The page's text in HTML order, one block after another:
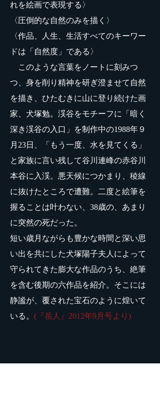
れを絵画で表現する〉
〈圧倒的な自然のみを描く〉
〈作品、人生、生活すべてのキーワー
ドは「自然度」である〉
このような言葉をノートに刻みつ
つ、身を削り精神を研ぎ澄ませて自然
を描き、ひたむきに山に登り続けた画
家、犬塚勉。渓谷をモチーフに「暗く
深き渓谷の入口」を制作中の1988年９
月23日、「もう一度、水を見てくる」
と家族に言い残して谷川連峰の赤谷川
本谷に入渓。悪天候につかまり、稜線
に抜けたところで遭難。二度と絵筆を
握ることは叶わない、38歳の、あまり
に突然の死だった。
短い歳月ながらも豊かな時間と深い思
い出を共にした犬塚陽子夫人によって
守られてきた膨大な作品のうち、絶筆
を含む後期の六作品を紹介。そこには
静謐が、覆された宝石のように煌いて
いる。 (『岳人』2012年9月号より)